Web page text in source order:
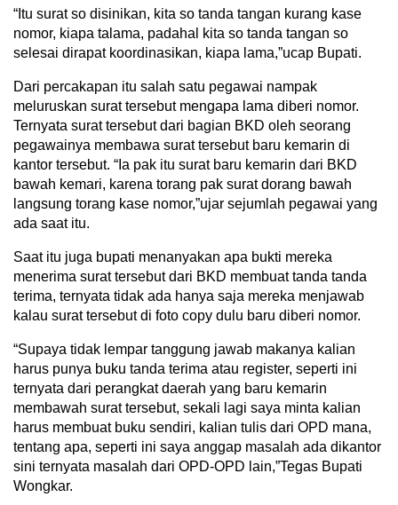
“Itu surat so disinikan, kita so tanda tangan kurang kase
nomor, kiapa talama, padahal kita so tanda tangan so
selesai dirapat koordinasikan, kiapa lama,”ucap Bupati.
Dari percakapan itu salah satu pegawai nampak
meluruskan surat tersebut mengapa lama diberi nomor.
Ternyata surat tersebut dari bagian BKD oleh seorang
pegawainya membawa surat tersebut baru kemarin di
kantor tersebut. “Ia pak itu surat baru kemarin dari BKD
bawah kemari, karena torang pak surat dorang bawah
langsung torang kase nomor,”ujar sejumlah pegawai yang
ada saat itu.
Saat itu juga bupati menanyakan apa bukti mereka
menerima surat tersebut dari BKD membuat tanda tanda
terima, ternyata tidak ada hanya saja mereka menjawab
kalau surat tersebut di foto copy dulu baru diberi nomor.
“Supaya tidak lempar tanggung jawab makanya kalian
harus punya buku tanda terima atau register, seperti ini
ternyata dari perangkat daerah yang baru kemarin
membawah surat tersebut, sekali lagi saya minta kalian
harus membuat buku sendiri, kalian tulis dari OPD mana,
tentang apa, seperti ini saya anggap masalah ada dikantor
sini ternyata masalah dari OPD-OPD lain,”Tegas Bupati
Wongkar.